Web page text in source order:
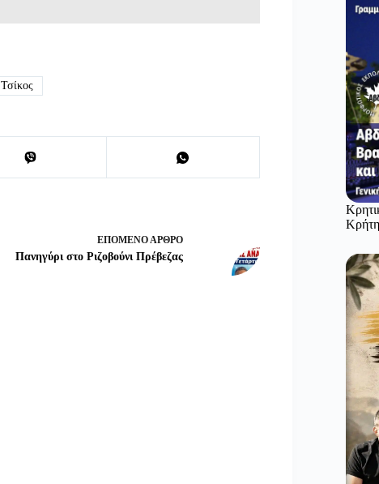
Τσίκος
ΕΠΌΜΕΝΟ ΆΡΘΡΟ
Πανηγύρι στο Ριζοβούνι Πρέβεζας